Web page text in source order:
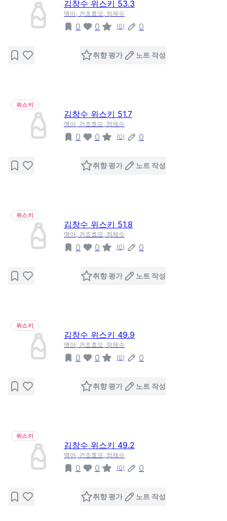
김창수 위스키 53.3
맥아, 건조효모, 정제수
0 0 (0) 0
취향 평가 노트 작성
위스키
김창수 위스키 51.7
맥아, 건조효모, 정제수
0 0 (0) 0
취향 평가 노트 작성
위스키
김창수 위스키 51.8
맥아, 건조효모, 정제수
0 0 (0) 0
취향 평가 노트 작성
위스키
김창수 위스키 49.9
맥아, 건조효모, 정제수
0 0 (0) 0
취향 평가 노트 작성
위스키
김창수 위스키 49.2
맥아, 건조효모, 정제수
0 0 (0) 0
취향 평가 노트 작성